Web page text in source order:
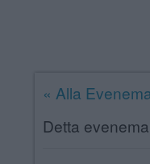
NÄRINGSLIV
« Alla
Detta